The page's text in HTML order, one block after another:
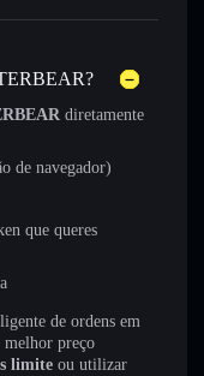
diretamente
de navegador)
que queres
de ordens em
melhor preço
limite ou utilizar